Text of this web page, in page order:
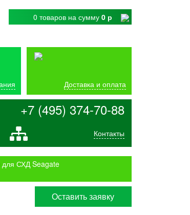
0 товаров на сумму 0 р
Доставка и оплата
+7 (495) 374-70-88
Контакты
для СХД Seagate
Оставить заявку